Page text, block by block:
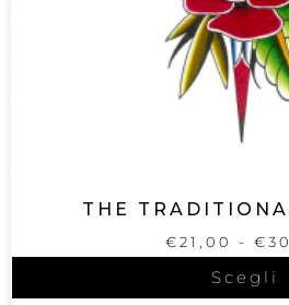
THE
€21,00 - €
Scegli